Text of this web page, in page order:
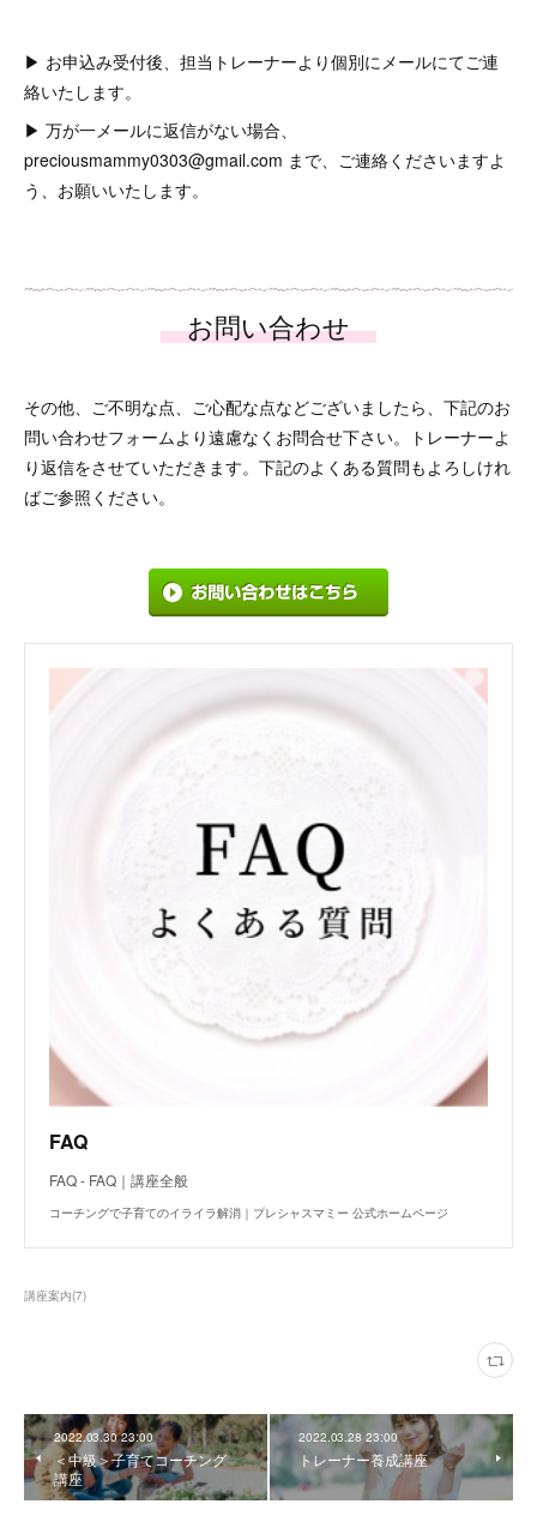
▶ お申込み受付後、担当トレーナーより個別にメールにてご連
絡いたします。
▶ 万が一メールに返信がない場合、
preciousmammy0303@gmail.com まで、ご連絡くださいますよ
う、お願いいたします。
その他、ご不明な点、ご心配な点などございましたら、下記のお
問い合わせフォームより遠慮なくお問合せ下さい。トレーナーよ
り返信をさせていただきます。下記のよくある質問もよろしけれ
ばご参照ください。
FAQ
FAQ - FAQ｜講座全般
コーチングで子育てのイライラ解消｜プレシャスマミー 公式ホームページ
講座案内(7)
2022.03.30 23:00
＜中級＞子育てコーチング
講座
2022.03.28 23:00
トレーナー養成講座